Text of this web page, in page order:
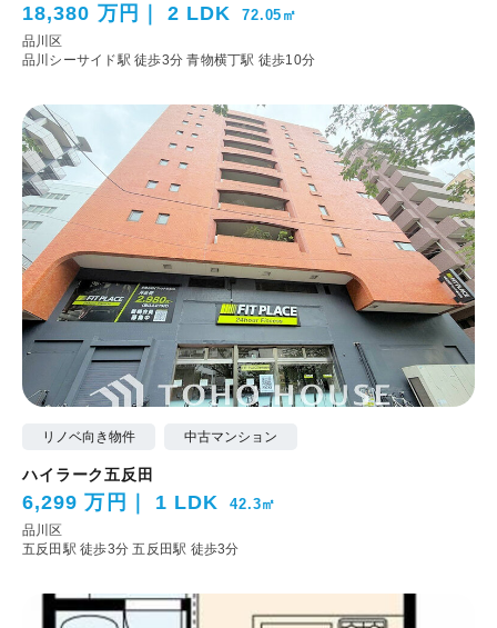
18,380 万円 2 LDK 72.05㎡
品川区
品川シーサイド駅 徒歩3分青物横丁駅 徒歩10分
リノベ向き物件 中古マンション
ハイラーク五反田
6,299 万円 1 LDK 42.3㎡
品川区
五反田駅 徒歩3分五反田駅 徒歩3分